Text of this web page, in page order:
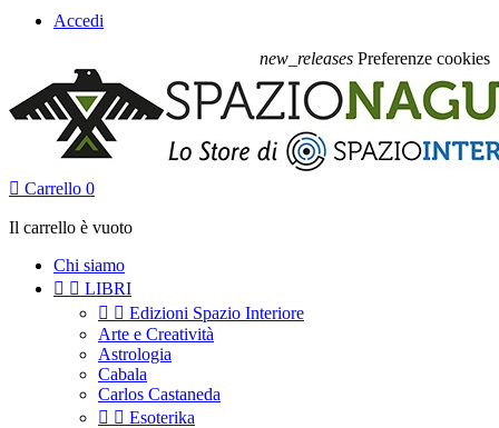
Accedi
new_releases Preferenze cookies
 Carrello 0
Il carrello è vuoto
Chi siamo
  LIBRI
  Edizioni Spazio Interiore
Arte e Creatività
Astrologia
Cabala
Carlos Castaneda
  Esoterika